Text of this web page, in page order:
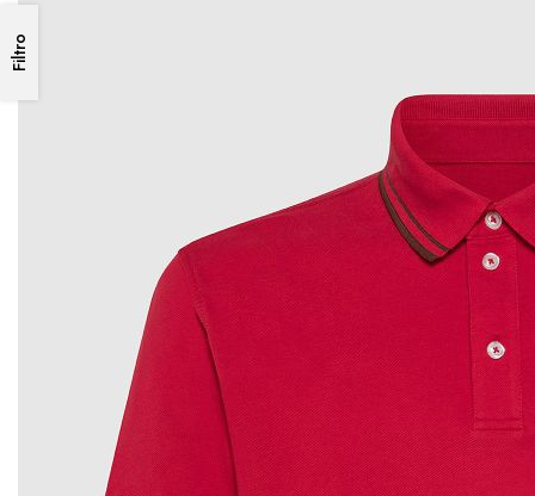
Filtro